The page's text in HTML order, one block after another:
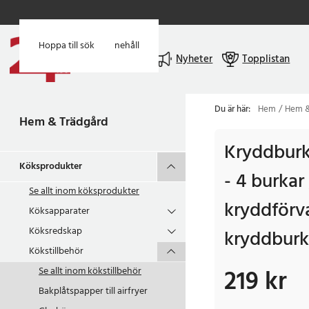
Hoppa till huvudinnehåll
Hoppa till sök
Nyheter Topplistan
Hem & Trädgård
Köksprodukter
Se allt inomköksprodukter
Köksapparater
Köksredskap
Kökstillbehör
Se allt inomkökstillbehör
Bakplåtspapper till airfryer
Du är här: Hem Hem
- 4
Pris:219 kr
219 kr